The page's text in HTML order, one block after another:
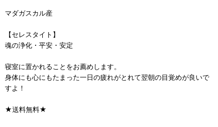
マダガスカル産
【セレスタイト】
魂の浄化・平安・安定
寝室に置かれることをお薦めします。
身体にも心にもたまった一日の疲れがとれて翌朝の目覚めが良いで
すよ！
★送料無料★